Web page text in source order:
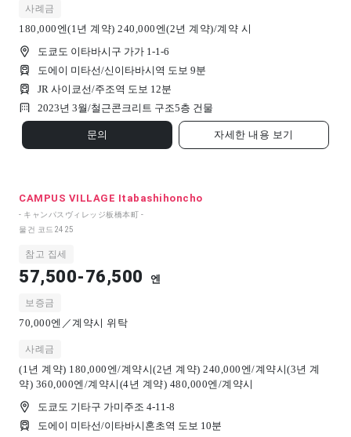
사례금
180,000엔(1년 계약) 240,000엔(2년 계약)/계약 시
도쿄도 이타바시구 가가 1-1-6
도에이 미타선/신이타바시역 도보 9분
JR 사이쿄선/주조역 도보 12분
2023년 3월/철근콘크리트 구조5층 건물
문의 자세한 내용 보기
CAMPUS VILLAGE Itabashihoncho
- キャンパスヴィレッジ板橋本町 -
물건 코드 2425
참고 집세
57,500-76,500 엔
보증금
70,000엔／계약시 위탁
사례금
(1년 계약) 180,000엔/계약시(2년 계약) 240,000엔/계약시(3년 계
약) 360,000엔/계약시(4년 계약) 480,000엔/계약시
도쿄도 기타구 가미주조 4-11-8
도에이 미타선/이타바시혼초역 도보 10분